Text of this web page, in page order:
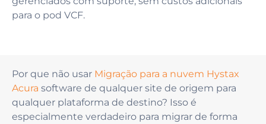
para o pod VCF.
Por que não usar Migração para a nuvem Hystax
Acura software de qualquer site de origem para
qualquer plataforma de destino? Isso é
especialmente verdadeiro para migrar de forma